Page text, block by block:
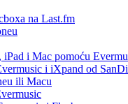
na Last.fm
iPad i Mac pomoću
i iXpand od
ili Macu